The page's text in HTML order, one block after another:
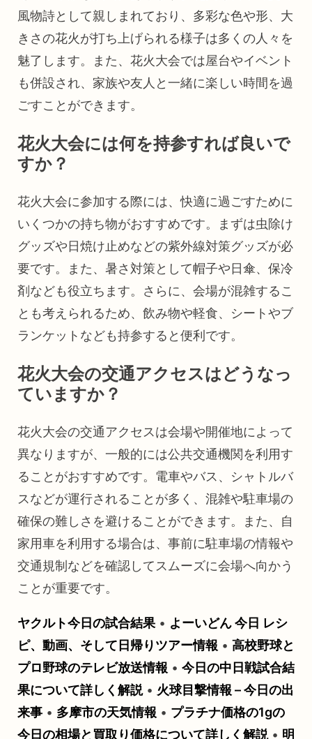
風物詩として親しまれており、多彩な色や形、大
きさの花火が打ち上げられる様子は多くの人々を
魅了します。また、花火大会では屋台やイベント
も併設され、家族や友人と一緒に楽しい時間を過
ごすことができます。
花火大会には何を持参すれば良いで
すか？
花火大会に参加する際には、快適に過ごすために
いくつかの持ち物がおすすめです。まずは虫除け
グッズや日焼け止めなどの紫外線対策グッズが必
要です。また、暑さ対策として帽子や日傘、保冷
剤なども役立ちます。さらに、会場が混雑するこ
とも考えられるため、飲み物や軽食、シートやブ
ランケットなども持参すると便利です。
花火大会の交通アクセスはどうなっ
ていますか？
花火大会の交通アクセスは会場や開催地によって
異なりますが、一般的には公共交通機関を利用す
ることがおすすめです。電車やバス、シャトルバ
スなどが運行されることが多く、混雑や駐車場の
確保の難しさを避けることができます。また、自
家用車を利用する場合は、事前に駐車場の情報や
交通規制などを確認してスムーズに会場へ向かう
ことが重要です。
ヤクルト今日の試合結果 • よーいどん 今日 レシ
ピ、動画、そして日帰りツアー情報 • 高校野球と
プロ野球のテレビ放送情報 • 今日の中日戦試合結
果について詳しく解説• 火球目撃情報 – 今日の出
来事 • 多摩市の天気情報 • プラチナ価格の1gの
今日の相場と買取り価格について詳しく解説• 明